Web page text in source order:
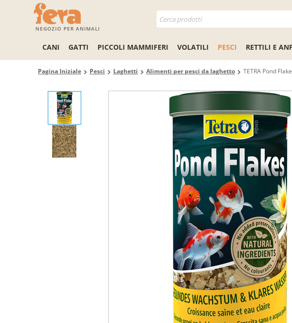
NEGOZIO PER ANIMALI
CANI GATTI PICCOLI MAMMIFERI VOLATILI PESCI RETTILI E
Pagina Iniziale Pesci Laghetti Alimenti per pesci da laghetto TETRA Pond